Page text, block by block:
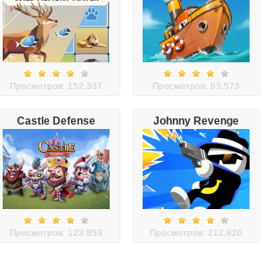
Просмотров: 152,337 Просмотров: 63,573
Castle Defense
Просмотров: 123,853
Johnny Revenge
Просмотров: 212,826